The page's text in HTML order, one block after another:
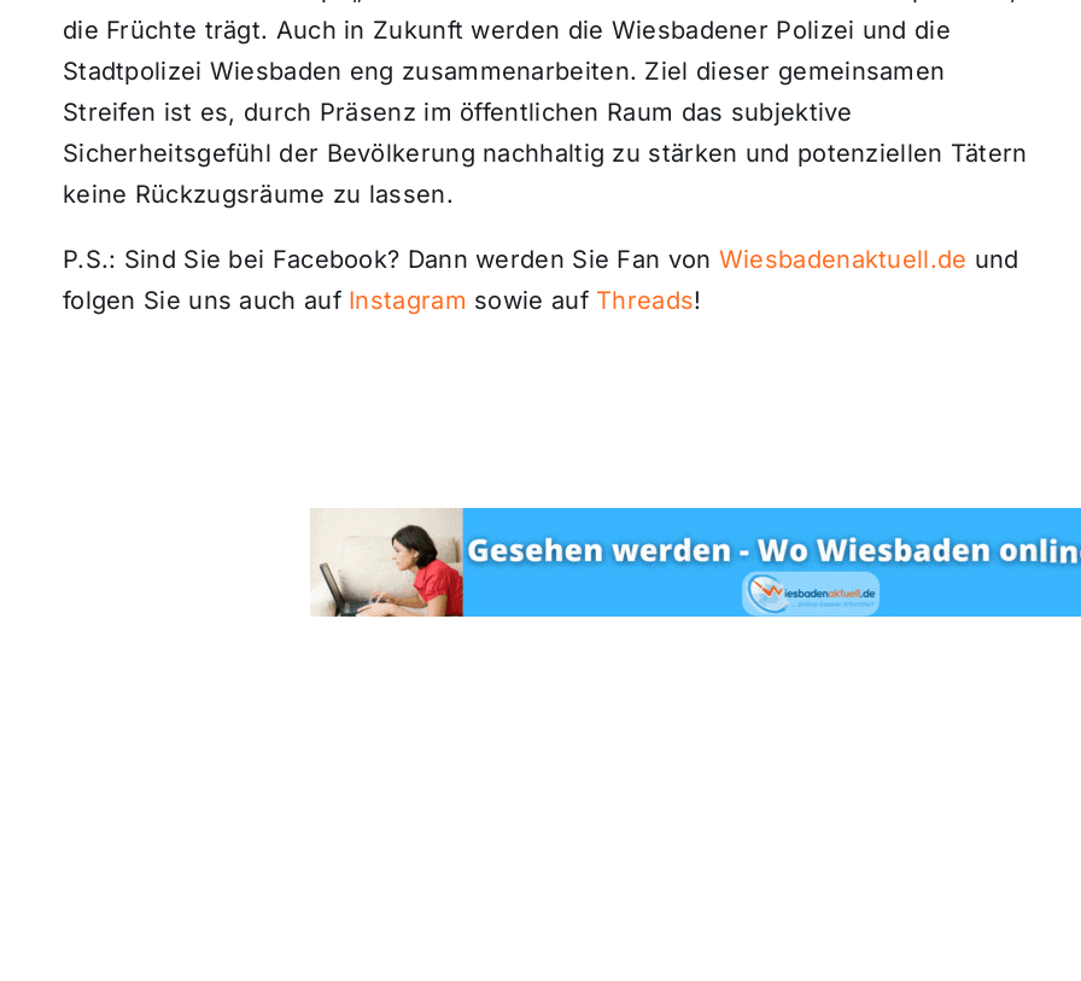
die Früchte trägt. Auch in Zukunft werden die Wiesbadener Polizei und die
Stadtpolizei Wiesbaden eng zusammenarbeiten. Ziel dieser gemeinsamen
Streifen ist es, durch Präsenz im öffentlichen Raum das subjektive
Sicherheitsgefühl der Bevölkerung nachhaltig zu stärken und potenziellen Tätern
keine Rückzugsräume zu lassen.
P.S.: Sind Sie bei Facebook? Dann werden Sie Fan von Wiesbadenaktuell.de und
folgen Sie uns auch auf Instagram sowie auf Threads!